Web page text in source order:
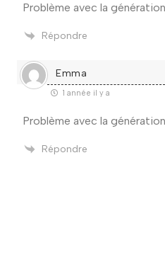
Problème avec la
Répondre
Emma
1 année il y a
Problème avec la
Répondre